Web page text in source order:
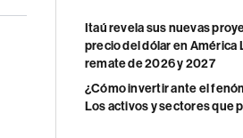
Itaú revela sus nuevas
precio del dólar en América
remate de 2026 y 2027
¿Cómo invertir ante el
Los activos y sectores que